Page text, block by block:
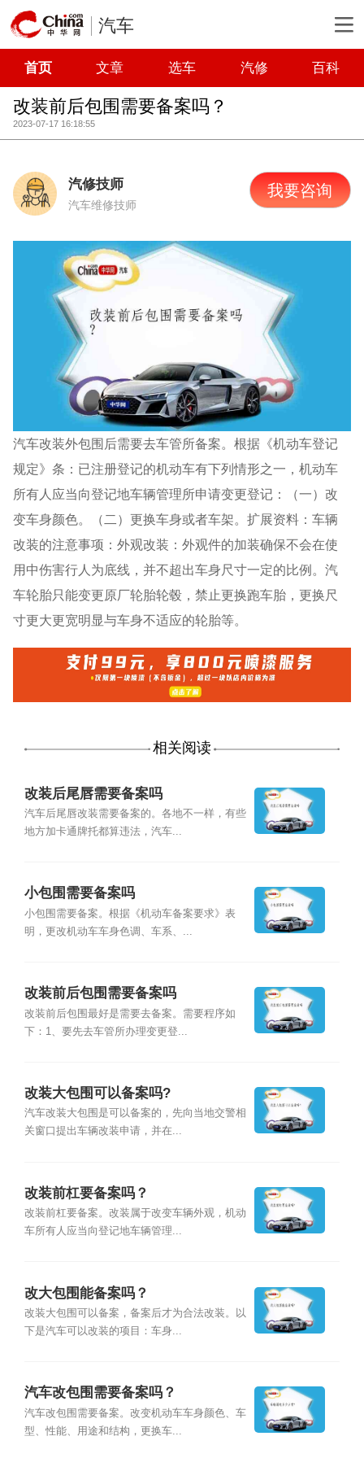
汽车
首页 文章 选车 汽修 百科
改装前后包围需要备案吗？
2023-07-17 16:18:55
汽修技师
汽车维修技师
我要咨询
汽车改装外包围后需要去车管所备案。根据《机动车登记
规定》条：已注册登记的机动车有下列情形之一，机动车
所有人应当向登记地车辆管理所申请变更登记：（一）改
变车身颜色。（二）更换车身或者车架。扩展资料：车辆
改装的注意事项：外观改装：外观件的加装确保不会在使
用中伤害行人为底线，并不超出车身尺寸一定的比例。汽
车轮胎只能变更原厂轮胎轮毂，禁止更换跑车胎，更换尺
寸更大更宽明显与车身不适应的轮胎等。
相关阅读
改装后尾唇需要备案吗
汽车后尾唇改装需要备案的。各地不一样，有些
地方加卡通牌托都算违法，汽车...
小包围需要备案吗
小包围需要备案。根据《机动车备案要求》表
明，更改机动车车身色调、车系、...
改装前后包围需要备案吗
改装前后包围最好是需要去备案。需要程序如
下：1、要先去车管所办理变更登...
改装大包围可以备案吗?
汽车改装大包围是可以备案的，先向当地交警相
关窗口提出车辆改装申请，并在...
改装前杠要备案吗？
改装前杠要备案。改装属于改变车辆外观，机动
车所有人应当向登记地车辆管理...
改大包围能备案吗？
改装大包围可以备案，备案后才为合法改装。以
下是汽车可以改装的项目：车身...
汽车改包围需要备案吗？
汽车改包围需要备案。改变机动车车身颜色、车
型、性能、用途和结构，更换车...